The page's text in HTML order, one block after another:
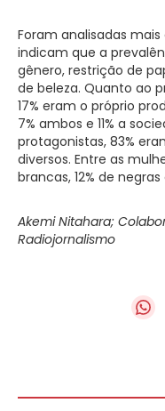
Foram analisadas
indicam que a
gênero, restrição de
de beleza. Quanto ao
17% eram o próprio
7% ambos e 11% a
protagonistas, 83%
diversos. Entre as
brancas, 12% de
Akemi Nitahara;
Radiojornalismo